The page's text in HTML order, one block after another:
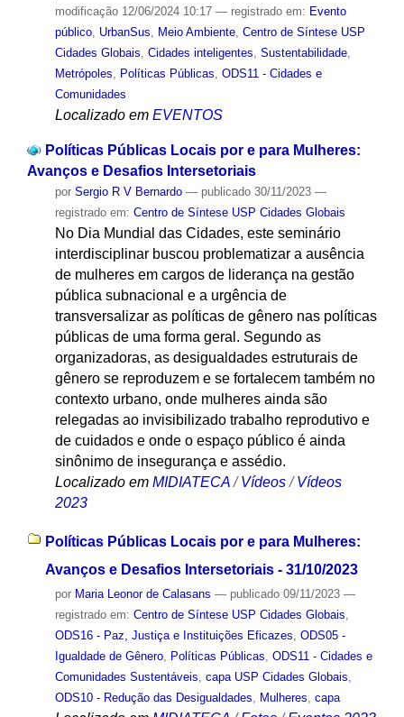
modificação12/06/2024 10:17 — registrado em: Evento
público, UrbanSus, Meio Ambiente, Centro de Síntese USP
Cidades Globais, Cidades inteligentes, Sustentabilidade,
Metrópoles, Políticas Públicas, ODS11 - Cidades e
Comunidades
Localizado em EVENTOS
Políticas Públicas Locais por e para Mulheres:
Avanços e Desafios Intersetoriais
por Sergio R V Bernardo — publicado30/11/2023 —
registrado em: Centro de Síntese USP Cidades Globais
No Dia Mundial das Cidades, este seminário
interdisciplinar buscou problematizar a ausência
de mulheres em cargos de liderança na gestão
pública subnacional e a urgência de
transversalizar as políticas de gênero nas políticas
públicas de uma forma geral. Segundo as
organizadoras, as desigualdades estruturais de
gênero se reproduzem e se fortalecem também no
contexto urbano, onde mulheres ainda são
relegadas ao invisibilizado trabalho reprodutivo e
de cuidados e onde o espaço público é ainda
sinônimo de insegurança e assédio.
Localizado em MIDIATECA /Vídeos /Vídeos
2023
Políticas Públicas Locais por e para Mulheres:
Avanços e Desafios Intersetoriais - 31/10/2023
por Maria Leonor de Calasans — publicado09/11/2023 —
registrado em: Centro de Síntese USP Cidades Globais
ODS16 - Paz, Justiça e Instituições Eficazes ODS05 -
Igualdade de Gênero, Políticas Públicas ODS11 - Cidades e
Comunidades Sustentáveis capa USP Cidades Globais
ODS10 - Redução das Desigualdades
Mulheres capa